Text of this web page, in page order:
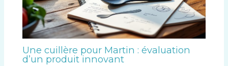
Une cuillère pour Martin : évaluation
d’un produit innovant